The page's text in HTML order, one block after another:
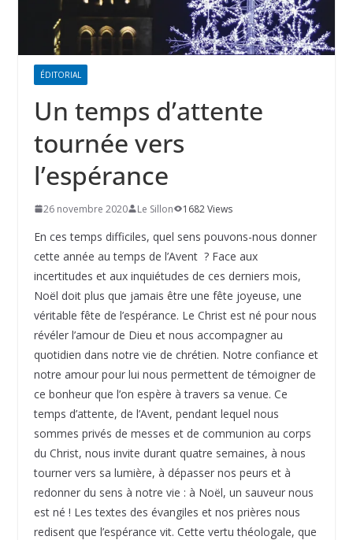
ÉDITORIAL
Un temps d’attente
tournée vers
l’espérance
26 novembre 2020 Le Sillon 1682 Views
En ces temps difficiles, quel sens pouvons-nous donner
cette année au temps de l’Avent ? Face aux
incertitudes et aux inquiétudes de ces derniers mois,
Noël doit plus que jamais être une fête joyeuse, une
véritable fête de l’espérance. Le Christ est né pour nous
révéler l’amour de Dieu et nous accompagner au
quotidien dans notre vie de chrétien. Notre confiance et
notre amour pour lui nous permettent de témoigner de
ce bonheur que l’on espère à travers sa venue. Ce
temps d’attente, de l’Avent, pendant lequel nous
sommes privés de messes et de communion au corps
du Christ, nous invite durant quatre semaines, à nous
tourner vers sa lumière, à dépasser nos peurs et à
redonner du sens à notre vie : à Noël, un sauveur nous
est né ! Les textes des évangiles et nos prières nous
redisent que l’espérance vit. Cette vertu théologale, que